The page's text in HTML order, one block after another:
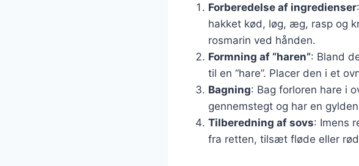
Forberedelse af ingredienser
hakket kød, løg, æg, rasp og
rosmarin ved hånden.
Formning af “haren”: Bland
til en “hare”. Placer den i et
Bagning: Bag forloren hare i
gennemstegt og har en
Tilberedning af sovs: Imens
fra retten, tilsæt fløde eller